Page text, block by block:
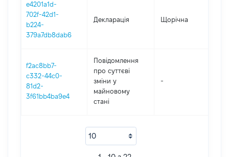
e4201a1d-
702f-42d1-
b224-
379a7db8dab6
Декларація Щорічна
f2ac8bb7-
c332-44c0-
81d2-
3f61bb4ba9e4
Повідомлення
про суттєві
зміни y
майновому
стані
-